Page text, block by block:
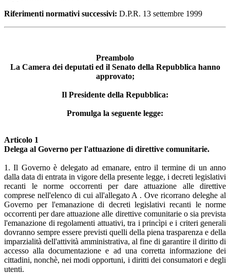
Riferimenti normativi successivi: D.P.R. 13 settembre 1999
Preambolo
La Camera dei deputati ed il Senato della Repubblica hanno
approvato;
Il Presidente della Repubblica:
Promulga la seguente legge:
Articolo 1
Delega al Governo per l'attuazione di direttive comunitarie.
1. Il Governo è delegato ad emanare, entro il termine di un anno
dalla data di entrata in vigore della presente legge, i decreti legislativi
recanti le norme occorrenti per dare attuazione alle direttive
comprese nell'elenco di cui all'allegato A . Ove ricorrano deleghe al
Governo per l'emanazione di decreti legislativi recanti le norme
occorrenti per dare attuazione alle direttive comunitarie o sia prevista
l'emanazione di regolamenti attuativi, tra i princìpi e i criteri generali
dovranno sempre essere previsti quelli della piena trasparenza e della
imparzialità dell'attività amministrativa, al fine di garantire il diritto di
accesso alla documentazione e ad una corretta informazione dei
cittadini, nonchè, nei modi opportuni, i diritti dei consumatori e degli
utenti.